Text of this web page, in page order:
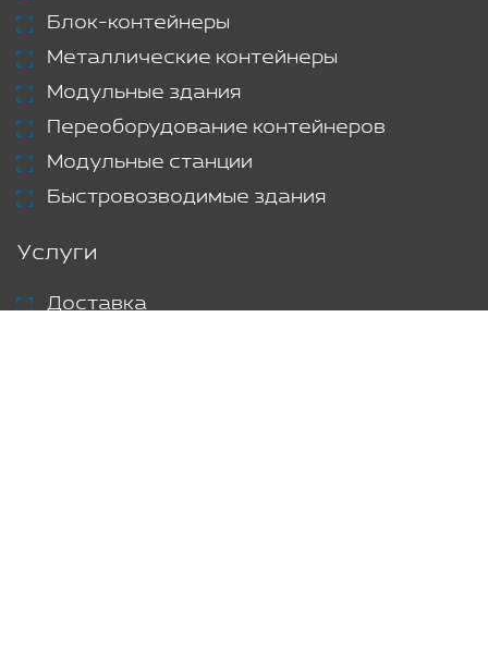
Блок-контейнеры
Металлические контейнеры
Модульные здания
Переоборудование контейнеров
Модульные станции
Быстровозводимые здания
Услуги
Доставка